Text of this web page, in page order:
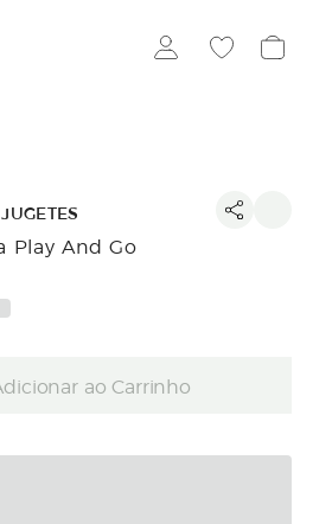
Play And Go
ao Carrinho